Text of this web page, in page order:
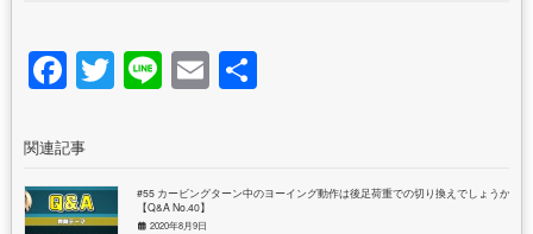
Facebook
Twitter
LineEmail
共
関連記事
#55 カービングターン中のヨーイング動作は後足荷重での切り換えでしょうか？
【Q&A No.40】
2020年8月9日